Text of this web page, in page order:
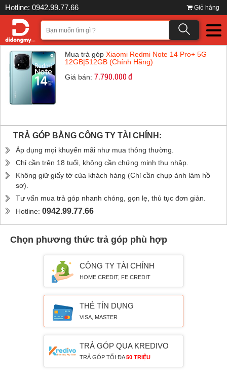
Hotline: 0942.99.77.66 Giỏ hàng
Mua trả góp Xiaomi Redmi Note 14 Pro+ 5G
12GB|512GB (Chính Hãng)
Giá bán: 7.790.000 đ
TRẢ GÓP BẰNG CÔNG TY TÀI CHÍNH:
Áp dụng mọi khuyến mãi như mua thông thường.
Chỉ cần trên 18 tuổi, không cần chứng minh thu nhập.
Không giữ giấy tờ của khách hàng (Chỉ cần chụp ảnh làm hồ
sơ).
Tư vấn mua trả góp nhanh chóng, gọn lẹ, thủ tục đơn giản.
Hotline: 0942.99.77.66
Chọn phương thức trả góp phù hợp
CÔNG TY TÀI CHÍNH
HOME CREDIT, FE CREDIT
THẺ TÍN DỤNG
VISA, MASTER
TRẢ GÓP QUA KREDIVO
TRẢ GÓP TỐI ĐA50 TRIỆU